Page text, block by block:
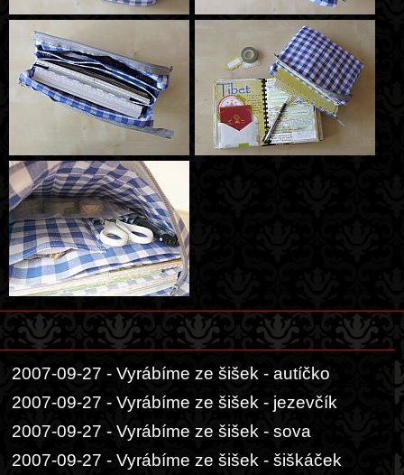
2007-09-27 - Vyrábíme ze šišek - autíčko
2007-09-27 - Vyrábíme ze šišek - jezevčík
2007-09-27 - Vyrábíme ze šišek - sova
2007-09-27 - Vyrábíme ze šišek - šiškáček